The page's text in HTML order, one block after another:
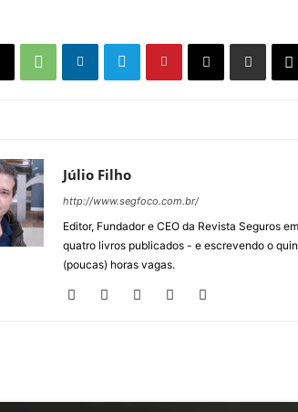
Júlio Filho
http://www.segfoco.com.br/
Editor, Fundador e CEO da Revista Seguros
quatro livros publicados - e escrevendo o
(poucas) horas vagas.